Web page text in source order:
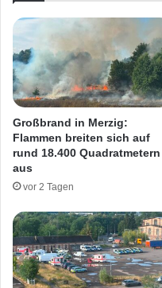
D
d
w
e
l
e
c
h
C
r
a
r
a
n
g
r
f
e
t
e
r
n
:
Großbrand in Merzig:
Flammen breiten sich auf
rund 18.400 Quadratmetern
aus
vor 2 Tagen